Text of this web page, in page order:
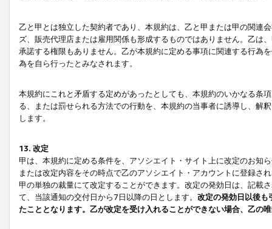
乙と甲とは独立した契約者であり、本規約は、乙と甲または甲の関連
ズ、販売代理店または雇用関係も形成するものではありません。乙は
承諾する権限もありません。乙が本規約に定める事項に関連する行為
為を自ら行ったとみなされます。
本規約にこれと矛盾する定めがあったとしても、本規約のいかなる条
る、または罰せられる方法での行動を、本規約の当事者に誘導し、解
します。
13. 改定
甲は、本規約に定める条件を、アソシエイト・サイト上に改定のお知
または改定内容をその時点で乙のアソシエイト・アカウントに登録さ
甲の単独の裁量にて改定することができます。改定の発効日は、記載
て、当該通知の交付日から7日以降の日とします。 改定の発効日以後も
たこととなります。乙が改定を受け入れることができない場合、乙の